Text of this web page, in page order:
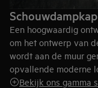
Schouwdampkap
Een hoogwaardig
om het ontwerp van
wordt aan de muur
opvallende moderne
Bekijk ons gamma